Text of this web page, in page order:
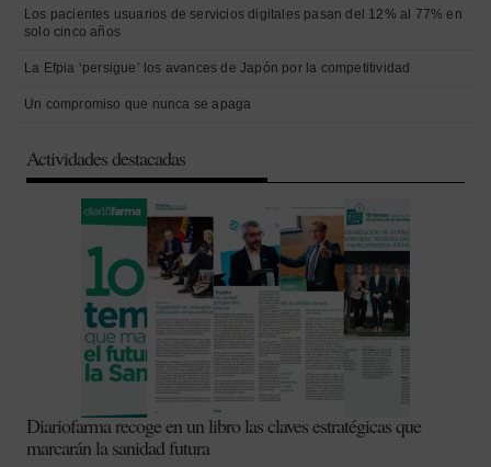
Los pacientes usuarios de servicios digitales pasan del 12% al 77% en
solo cinco años
La Efpia ‘persigue’ los avances de Japón por la competitividad
Un compromiso que nunca se apaga
Actividades destacadas
Diariofarma recoge en un libro las claves estratégicas que
marcarán la sanidad futura